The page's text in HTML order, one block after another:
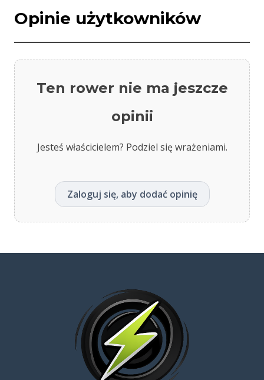
Opinie użytkowników
Ten rower nie ma jeszcze
opinii
Jesteś właścicielem? Podziel się wrażeniami.
Zaloguj się, aby dodać opinię